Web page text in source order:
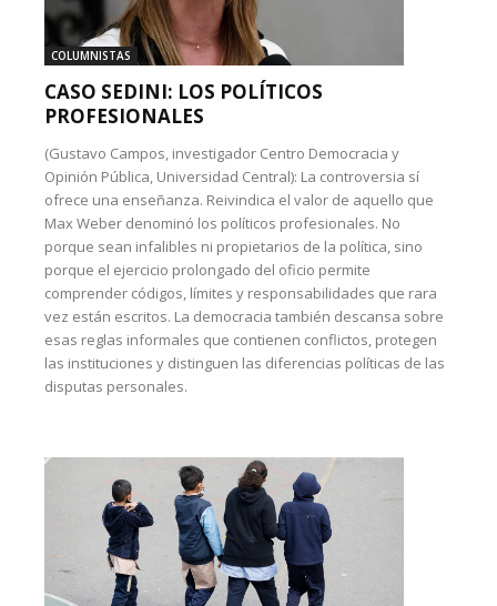
COLUMNISTAS
CASO SEDINI: LOS POLÍTICOS
PROFESIONALES
(Gustavo Campos, investigador Centro Democracia y
Opinión Pública, Universidad Central): La controversia sí
ofrece una enseñanza. Reivindica el valor de aquello que
Max Weber denominó los políticos profesionales. No
porque sean infalibles ni propietarios de la política, sino
porque el ejercicio prolongado del oficio permite
comprender códigos, límites y responsabilidades que rara
vez están escritos. La democracia también descansa sobre
esas reglas informales que contienen conflictos, protegen
las instituciones y distinguen las diferencias políticas de las
disputas personales.